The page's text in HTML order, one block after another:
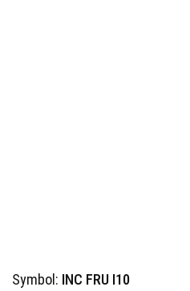
Symbol: INC FRU I10